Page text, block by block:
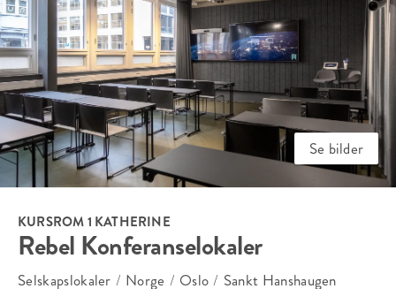
Se bilder
KURSROM 1 KATHERINE
Rebel Konferanselokaler
Selskapslokaler / Norge / Oslo / Sankt Hanshaugen